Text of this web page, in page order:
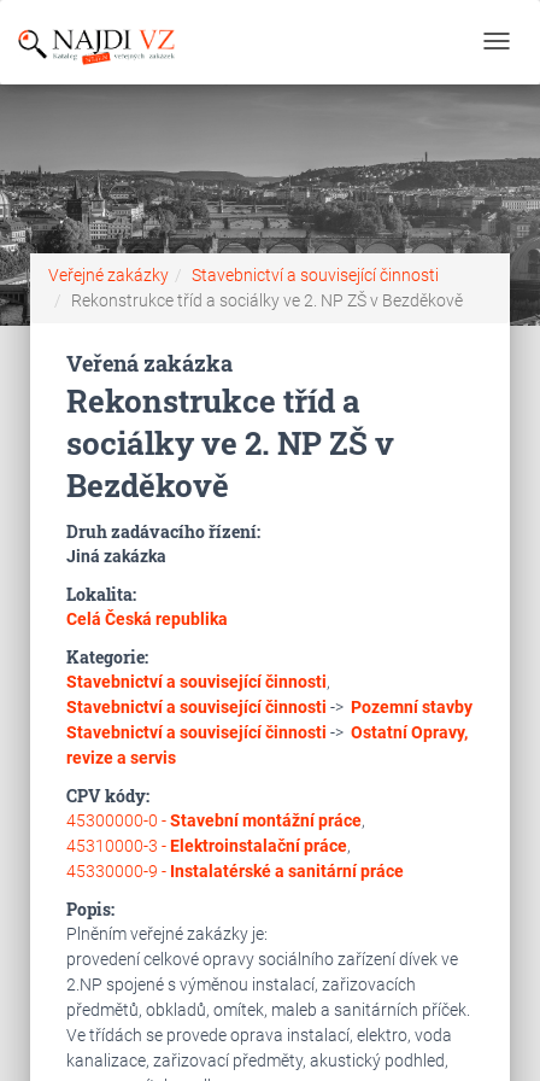
Veřejné zakázky
Stavebnictví a související činnosti
Rekonstrukce tříd a sociálky ve 2. NP ZŠ v Bezděkově
Veřená zakázka
Rekonstrukce tříd a
sociálky ve 2. NP ZŠ v
Bezděkově
Druh zadávacího řízení:
Jiná zakázka
Lokalita:
Celá Česká republika
Kategorie:
Stavebnictví a související činnosti,
Stavebnictví a související činnosti -> Pozemní stavby
Stavebnictví a související činnosti -> OstatníOpravy,
revize a servis
CPV kódy:
45300000-0 -Stavební montážní práce,
45310000-3 -Elektroinstalační práce,
45330000-9 - Instalatérské a sanitární práce
Popis:
Plněním veřejné zakázky je:
provedení celkové opravy sociálního zařízení dívek ve
2.NP spojené s výměnou instalací, zařizovacích
předmětů, obkladů, omítek, maleb a sanitárních příček.
Ve třídách se provede oprava instalací, elektro, voda
kanalizace, zařizovací předměty, akustický podhled,